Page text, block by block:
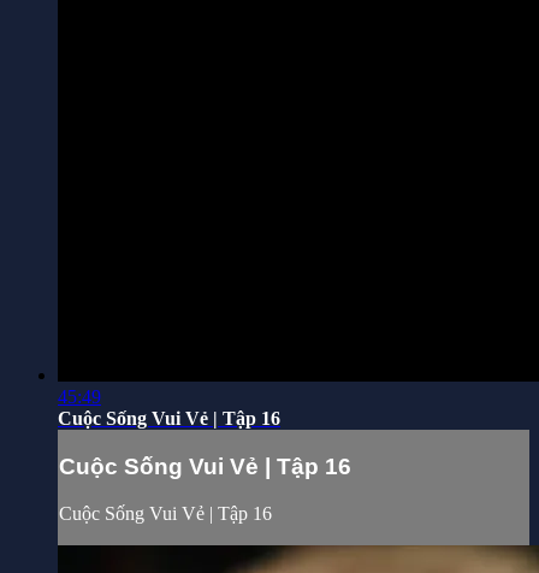
45:49
Cuộc Sống Vui Vẻ | Tập 16
Cuộc Sống Vui Vẻ | Tập 16
Cuộc Sống Vui Vẻ | Tập 16